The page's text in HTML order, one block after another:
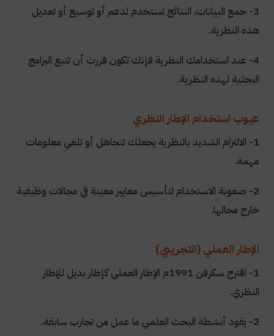
3- جمع البيانات، النتائج تستخدم لدعم أو توسيع أو تعديل
هذه النظرية.
4- عند استخدامك النظرية فإنك تكون قررت أن تتبع البرامج
البحثية لهذه النظرية.
عيوب استخدام الإطار النظري
1- الالتزام الشديد بالنظرية يجعلك تتجاهل أو تلغي معلومات
مهمة.
2- صعوبة الاستخدام لتأسيس معايير معينة في مجالات وظيفية
خارج مجالها.
الإطار العملي (التجريبي)
1- اقترح سكرفن 1991م الإطار العملي كإطار بديل للإطار
النظري.
2- يقود أنشطة البحث العلمي ما عمل من تجارب سابقة.